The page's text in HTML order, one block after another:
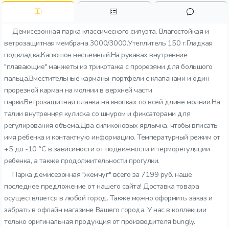
Демисезонная парка классического силуэта. Влагостойкая и
ветрозащитная мембрана 3000/3000.Утеплитель 150 г.Гладкая
подкладка.Капюшон несъемный.На рукавах внутренние
"плавающие" манжеты из трикотажа с прорезями для большого
пальца.Вместительные карманы-портфели с клапанами и один
прорезной карман на молнии в верхней части
парки.Ветрозащитная планка на кнопках по всей длине молнии.На
талии внутренняя кулиска со шнуром и фиксаторами для
регулирования объема.Два силиконовых ярлычка, чтобы вписать
имя ребенка и контактную информацию. Температурный режим от
+5 до -10 °C в зависимости от подвижности и терморегуляции
ребенка, а также продолжительности прогулки.
Парка демисезонная "жемчуг" всего за 7199 руб. наше
последнее предложение от нашего сайта! Доставка товара
осуществляется в любой город. Также можно оформить заказ и
забрать в офлайн магазине Вашего города. У нас в коллекции
только оригинальная продукция от производителя bungly.